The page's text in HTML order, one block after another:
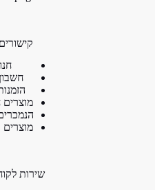
קישורים
שירות